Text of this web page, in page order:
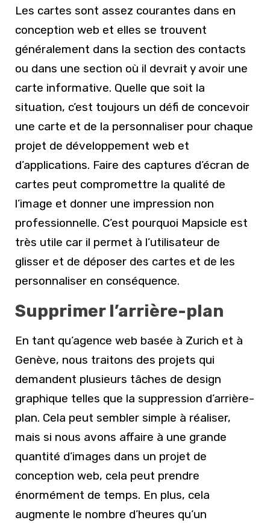
Les cartes sont assez courantes dans en
conception web et elles se trouvent
généralement dans la section des contacts
ou dans une section où il devrait y avoir une
carte informative. Quelle que soit la
situation, c’est toujours un défi de concevoir
une carte et de la personnaliser pour chaque
projet de développement web et
d’applications. Faire des captures d’écran de
cartes peut compromettre la qualité de
l’image et donner une impression non
professionnelle. C’est pourquoi Mapsicle est
très utile car il permet à l’utilisateur de
glisser et de déposer des cartes et de les
personnaliser en conséquence.
Supprimer l’arrière-plan
En tant qu’agence web basée à Zurich et à
Genève, nous traitons des projets qui
demandent plusieurs tâches de design
graphique telles que la suppression d’arrière-
plan. Cela peut sembler simple à réaliser,
mais si nous avons affaire à une grande
quantité d’images dans un projet de
conception web, cela peut prendre
énormément de temps. En plus, cela
augmente le nombre d’heures qu’un